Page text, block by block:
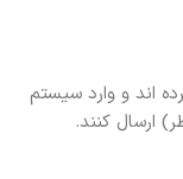
اند و وارد سیستم
ارسال کنند.